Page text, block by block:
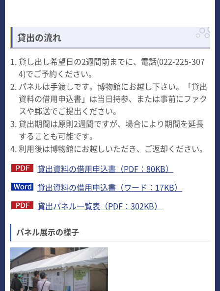
貸出の流れ
貸し出し希望日の2週間前までに、電話(022-225-307
4)でご予約ください。
パネルは手渡しです。博物館にお越し下さい。「貸出
資料の借用申込書」は当日持参、または事前にファク
スや郵送でご提出ください。
貸出期間は原則2週間ですが、場合により期間を延長
することも可能です。
利用後は博物館にお越しいただき、ご返却ください。
貸出資料の借用申込書（PDF：80KB）
貸出資料の借用申込書（ワード：17KB）
貸出パネル一覧表（PDF：302KB）
パネル展示の様子